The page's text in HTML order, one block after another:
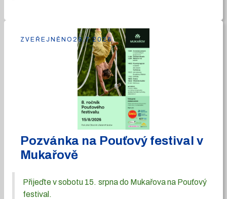
Pozvánka na Pouťový festival v
Mukařově
Přijeďte v sobotu 15. srpna do Mukařova na Pouťový
festival.
ZVEŘEJNĚNO 29.7.2026